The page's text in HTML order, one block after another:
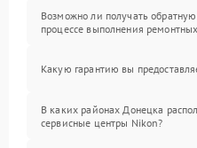
Возможно ли получать обратную
процессе выполнения
Какую гарантию вы
В каких районах Донецка
сервисные центры Nikon?